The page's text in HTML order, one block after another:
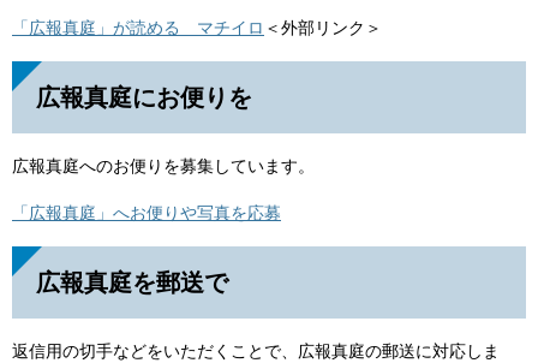
「広報真庭」が読める マチイロ ＜外部リンク＞
広報真庭にお便りを
広報真庭へのお便りを募集しています。
「広報真庭」へお便りや写真を応募
広報真庭を郵送で
返信用の切手などをいただくことで、広報真庭の郵送に対応しま